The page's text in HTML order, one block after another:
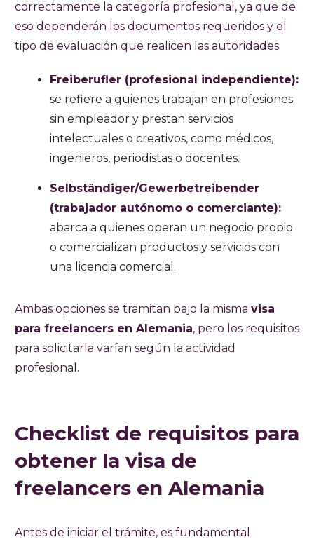
correctamente la categoría profesional, ya que de
eso dependerán los documentos requeridos y el
tipo de evaluación que realicen las autoridades.
Freiberufler (profesional independiente):
se refiere a quienes trabajan en profesiones
sin empleador y prestan servicios
intelectuales o creativos, como médicos,
ingenieros, periodistas o docentes.
Selbständiger/Gewerbetreibender
(trabajador autónomo o comerciante):
abarca a quienes operan un negocio propio
o comercializan productos y servicios con
una licencia comercial.
Ambas opciones se tramitan bajo la misma visa
para freelancers en Alemania, pero los requisitos
para solicitarla varían según la actividad
profesional.
Checklist de requisitos para
obtener la visa de
freelancers en Alemania
Antes de iniciar el trámite, es fundamental